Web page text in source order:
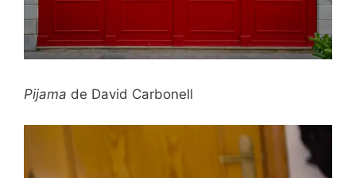
Pijama de David Carbonell